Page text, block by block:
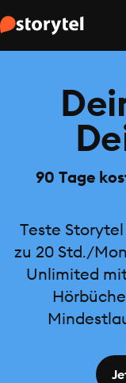
90 Tage
Teste
zu 20 Std./
Unlimited